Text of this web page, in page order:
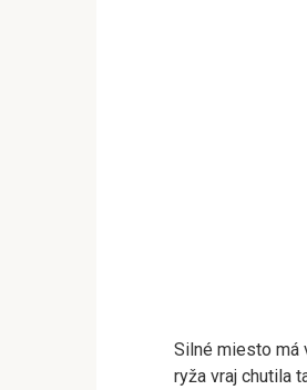
Silné miesto má
ryža vraj chutila